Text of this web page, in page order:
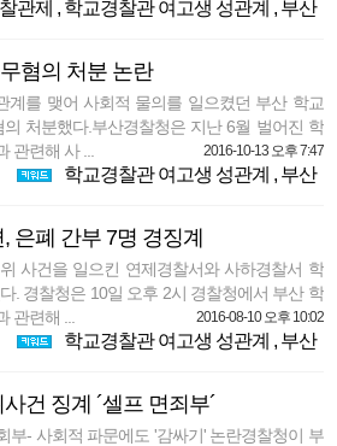
관제 , 학교경찰관 여고생 성관계 , 부산
혐의 처분 논란
계를 맺어 사회적 물의를 일으켰던 부산 학교
처분했다.부산경찰청은 지난 6월 벌어진 학
관련해 사 ...
2016-10-13 오후 7:47
학교경찰관 여고생 성관계 , 부산
은폐 간부 7명 경징계
사건을 일으킨 연제경찰서와 사하경찰서 학
. 경찰청은 10일 오후 2시 경찰청에서 부산 학
관련해 ...
2016-08-10 오후 10:02
학교경찰관 여고생 성관계 , 부산
건 징계 ´셀프 면죄부´
부- 사회적 파문에도 '감싸기' 논란경찰청이 부